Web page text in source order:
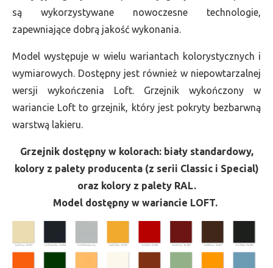
są wykorzystywane nowoczesne technologie,
zapewniające dobrą jakość wykonania.
Model występuje w wielu wariantach kolorystycznych i
wymiarowych. Dostępny jest również w niepowtarzalnej
wersji wykończenia Loft. Grzejnik wykończony w
wariancie Loft to grzejnik, który jest pokryty bezbarwną
warstwą lakieru.
Grzejnik dostępny w kolorach: biały standardowy,
kolory z palety producenta (z serii Classic i Special)
oraz kolory z palety RAL.
Model dostępny w wariancie LOFT.